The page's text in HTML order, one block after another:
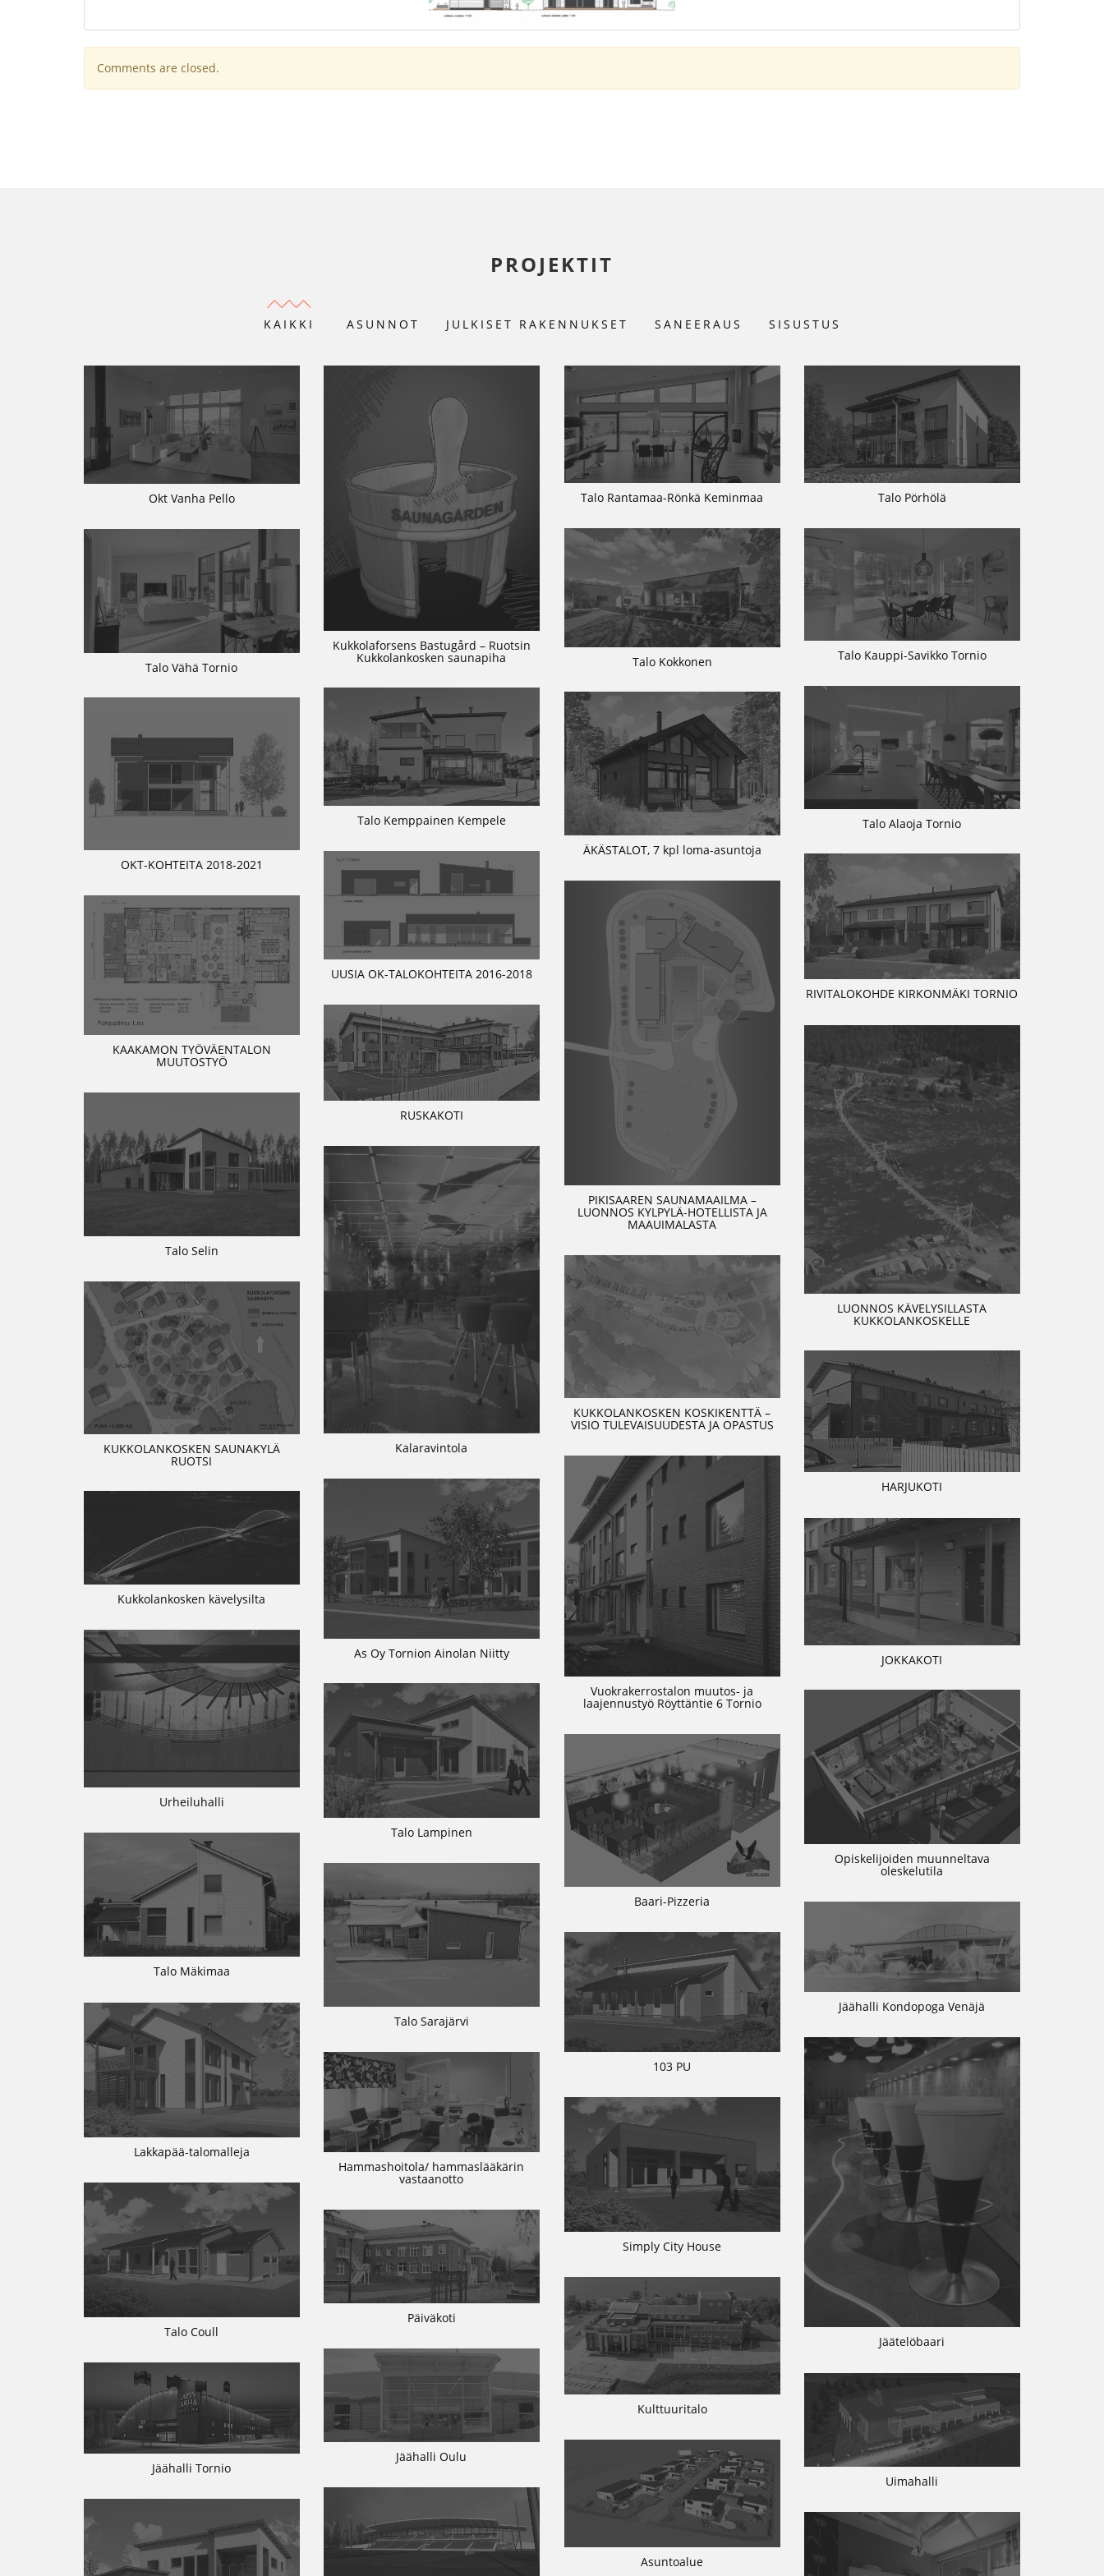
Comments are closed.
PROJEKTIT
KAIKKI ASUNNOT JULKISET RAKENNUKSET SANEERAUS SISUSTUS
Okt Vanha Pello
Kukkolaforsens Bastugård – Ruotsin
Kukkolankosken saunapiha
Talo Rantamaa-Rönkä Keminmaa Talo Pörhölä
Talo Kokkonen Talo Kauppi-Savikko Tornio
Talo Vähä Tornio
Talo Alaoja Tornio
Talo Kemppainen Kempele
ÄKÄSTALOT, 7 kpl loma-asuntoja
OKT-KOHTEITA 2018-2021
UUSIA OK-TALOKOHTEITA 2016-2018
RIVITALOKOHDE KIRKONMÄKI TORNIO
PIKISAAREN SAUNAMAAILMA –
LUONNOS KYLPYLÄ-HOTELLISTA JA
MAAUIMALASTA
KAAKAMON TYÖVÄENTALON
MUUTOSTYÖ
RUSKAKOTI
LUONNOS KÄVELYSILLASTA
KUKKOLANKOSKELLE
Talo Selin
Kalaravintola
KUKKOLANKOSKEN KOSKIKENTTÄ –
VISIO TULEVAISUUDESTA JA OPASTUS
KUKKOLANKOSKEN SAUNAKYLÄ
RUOTSI
HARJUKOTI
Vuokrakerrostalon muutos- ja
laajennustyö Röyttäntie 6 Tornio
As Oy Tornion Ainolan Niitty
Kukkolankosken kävelysilta
JOKKAKOTI
Urheiluhalli
Talo Lampinen
Opiskelijoiden muunneltava
oleskelutila
Baari-Pizzeria
Talo Mäkimaa
Talo Sarajärvi
Jäähalli Kondopoga Venäjä
103 PU
Lakkapää-talomalleja
Jäätelöbaari
Hammashoitola/ hammaslääkärin
vastaanotto
Simply City House
Talo Coull
Päiväkoti
Kulttuuritalo
Jäähalli Oulu
Jäähalli Tornio
Uimahalli
Asuntoalue